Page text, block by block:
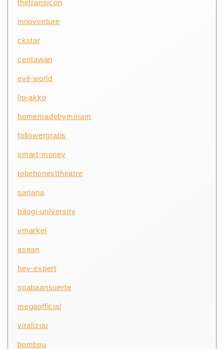
thetransicon
innoventure
ckstar
ceritawan
evil-world
lip-akko
homemadebymiriam
followergratis
smart-money
tobehonesttheatre
sarjana
trilogi-university
ymarkel
asean
hey-expert
spabaansuerte
megaofficial
viralizou
bombou